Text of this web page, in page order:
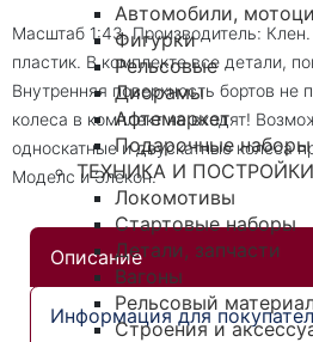
Автомобили,
Фигурки
Рельсовые
Диорамы
Афтемаркет
Подарочные наборы
ТЕХНИКА И ПОСТРОЙКИ
Локомотивы
Стартовые наборы
Детали, запчасти
Вагоны
Рельсовый
Строения и
Масштаб 1:43. Производитель:
пластик. В комплекте все детали,
Внутренняя поверхность бортов
колеса в комплект не входят!
односкатные и двускатные колеса
Моделс и Элекон.
Описание
Информация для